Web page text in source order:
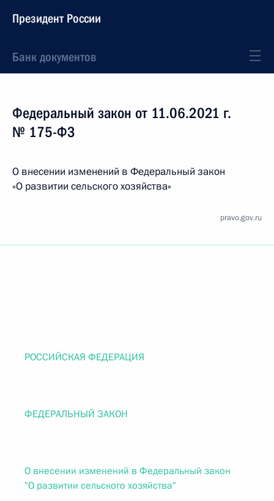
Президент России
Банк документов
Федеральный закон от 11.06.2021 г.
№ 175-ФЗ
О внесении изменений в Федеральный закон
«О развитии сельского хозяйства»
pravo.gov.ru
РОССИЙСКАЯ ФЕДЕРАЦИЯ
ФЕДЕРАЛЬНЫЙ ЗАКОН
О внесении изменений в Федеральный закон
"О развитии сельского хозяйства"